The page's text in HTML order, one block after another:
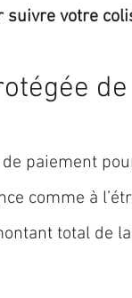
suivre votre
paiement
comme à
total de